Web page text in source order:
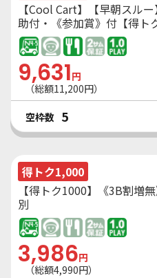
【Cool Cart】【早朝スル
助付・《参加賞》付【得ト
9,631円
（総額11,200円）
空枠数 5
得トク1,000
【得トク1000】《3B割増
別
3,986円
（総額4,990円）